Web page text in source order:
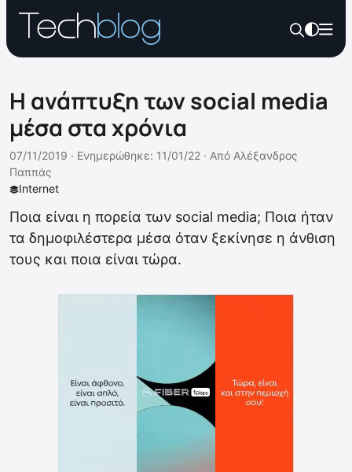
Η ανάπτυξη των social media
μέσα στα χρόνια
Internet
07/11/2019 · Ενημερώθηκε: 11/01/22 · Από Αλέξανδρος
Παππάς
Ποια είναι η πορεία των social media; Ποια ήταν
τα δημοφιλέστερα μέσα όταν ξεκίνησε η άνθιση
τους και ποια είναι τώρα.